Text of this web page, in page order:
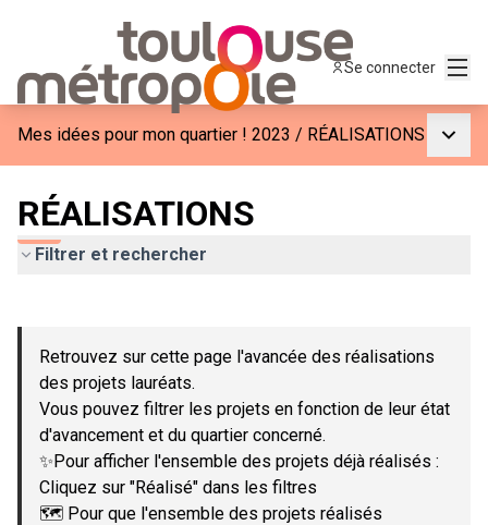
Se connecter
Mes idées pour mon quartier ! 2023 / RÉALISATIONS
RÉALISATIONS
Filtrer et rechercher
−
Retrouvez sur cette page l'avancée des réalisations
des projets lauréats.
Vous pouvez filtrer les projets en fonction de leur état
d'avancement et du quartier concerné.
✨Pour afficher l'ensemble des projets déjà réalisés :
Cliquez sur "Réalisé" dans les filtres
🗺️ Pour que l'ensemble des projets réalisés